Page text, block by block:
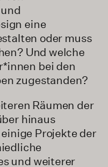
eine
oder muss
Und welche
bei den
zugestanden?
Räumen der
hinaus
Projekte der
und weiterer